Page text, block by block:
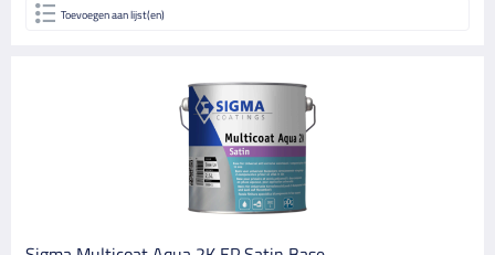
Toevoegen aan lijst(en)